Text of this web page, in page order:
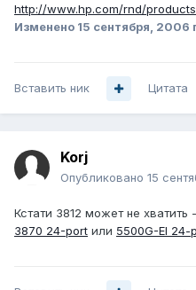
http://www.hp.com/rnd/
Изменено 15 сентября, 2006
Вставить ник Цитата
Korj
Опубликовано 15
Кстати 3812 может не хватить
3870 24-port или 5500G-EI 24-